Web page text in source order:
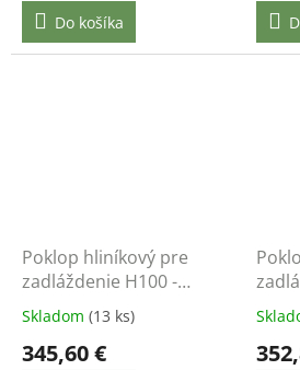
Do košíka
Poklop hliníkový pre
zadláždenie H100 -
700x700 - nosnosť do
12,5 t
Skladom (13 ks)
345,60 €
12,5 t